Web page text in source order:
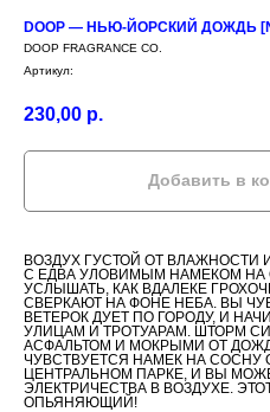
DOOP — НЬЮ-ЙОРСКИЙ ДОЖДЬ
DOOP FRAGRANCE CO.
Артикул:
230,00 р.
Добавить в
ВОЗДУХ ГУСТОЙ ОТ ВЛАЖНОСТИ
С ЕДВА УЛОВИМЫМ НАМЕКОМ НА
УСЛЫШАТЬ, КАК ВДАЛЕКЕ
СВЕРКАЮТ НА ФОНЕ НЕБА. ВЫ
ВЕТЕРОК ДУЕТ ПО ГОРОДУ, И
УЛИЦАМ И ТРОТУАРАМ. ШТОРМ
АСФАЛЬТОМ И МОКРЫМИ ОТ
ЧУВСТВУЕТСЯ НАМЕК НА СОСНУ
ЦЕНТРАЛЬНОМ ПАРКЕ, И ВЫ
ЭЛЕКТРИЧЕСТВА В ВОЗДУХЕ.
ОПЬЯНЯЮЩИЙ!